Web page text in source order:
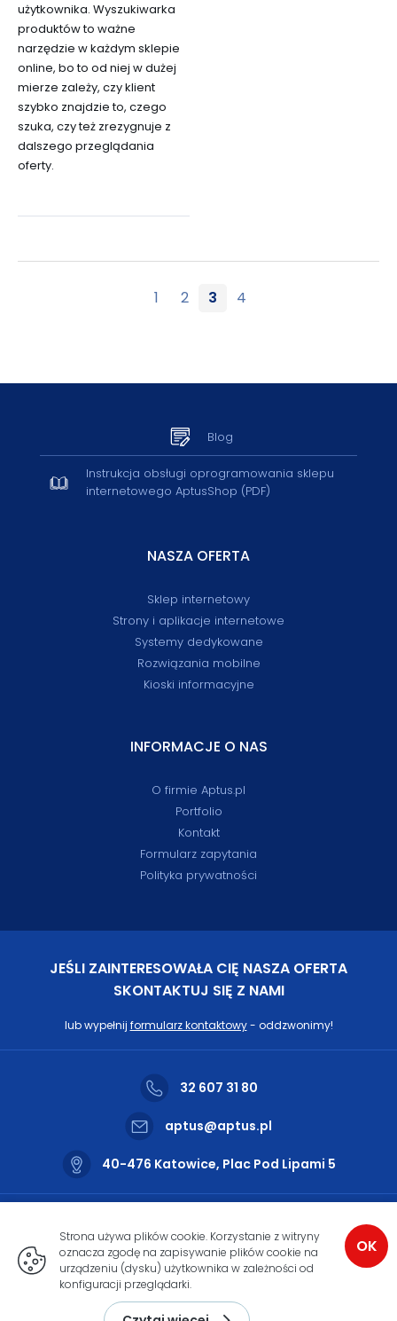
użytkownika. Wyszukiwarka
produktów to ważne
narzędzie w każdym sklepie
online, bo to od niej w dużej
mierze zależy, czy klient
szybko znajdzie to, czego
szuka, czy też zrezygnuje z
dalszego przeglądania
oferty.
1 2 3 4
Blog
Instrukcja obsługi oprogramowania sklepu
internetowego AptusShop (PDF)
NASZA OFERTA
Sklep internetowy
Strony i aplikacje internetowe
Systemy dedykowane
Rozwiązania mobilne
Kioski informacyjne
INFORMACJE O NAS
O firmie Aptus.pl
Portfolio
Kontakt
Formularz zapytania
Polityka prywatności
JEŚLI ZAINTERESOWAŁA CIĘ NASZA OFERTA
SKONTAKTUJ SIĘ Z NAMI
lub wypełnij formularz kontaktowy- oddzwonimy!
32 607 31 80
aptus@aptus.pl
40-476 Katowice, Plac Pod Lipami 5
poniedziałku do piątku w godzinach
od 9:00 do 17:00
Copyright 2026
OK
Strona używa plików cookie. Korzystanie z witryny
oznacza zgodę na zapisywanie plików cookie na
urządzeniu (dysku) użytkownika w zależności od
konfiguracji przeglądarki.